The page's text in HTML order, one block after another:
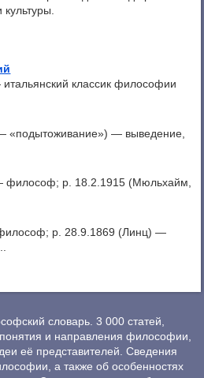
классик философии
«подытоживание») — выведение,
философ; р. 18.2.1915 (Мюльхайм,
p. 28.9.1869 (Линц) —
словарь. 3 000 статей,
и направления философии,
её представителей. Сведения
а также об особенностях